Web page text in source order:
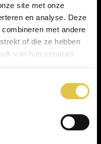
site met onze
en analyse. Deze
met andere
of die ze hebben
van hun services.